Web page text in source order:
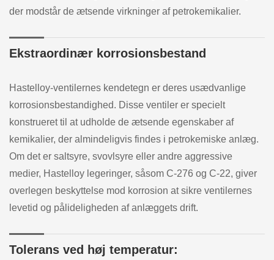
der modstår de ætsende virkninger af petrokemikalier.
Ekstraordinær korrosionsbestand
Hastelloy-ventilernes kendetegn er deres usædvanlige
korrosionsbestandighed. Disse ventiler er specielt
konstrueret til at udholde de ætsende egenskaber af
kemikalier, der almindeligvis findes i petrokemiske anlæg.
Om det er saltsyre, svovlsyre eller andre aggressive
medier, Hastelloy legeringer, såsom C-276 og C-22, giver
overlegen beskyttelse mod korrosion at sikre ventilernes
levetid og pålideligheden af anlæggets drift.
Tolerans ved høj temperatur: